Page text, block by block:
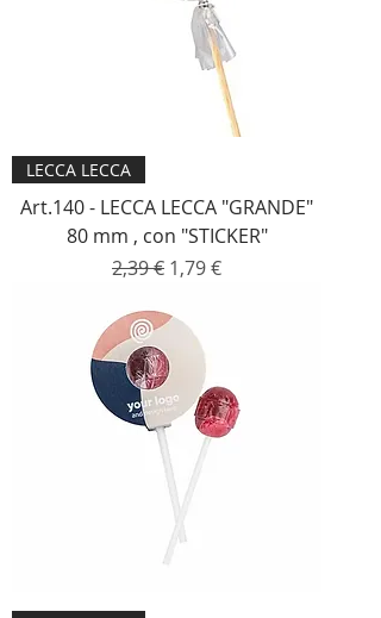
LECCA LECCA
Art.140 - LECCA LECCA "GRANDE"
80 mm , con "STICKER"
Prezzo regolare
2,39 € Prezzo scontato
1,79 €